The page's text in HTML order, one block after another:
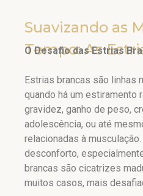
Suavizando as
Tempo: As
O Desafio das Estrias
Estrias brancas são linhas
quando há um estiramento
gravidez, ganho de peso,
adolescência, ou até
relacionadas à
desconforto,
brancas são cicatrizes
muitos casos, mais